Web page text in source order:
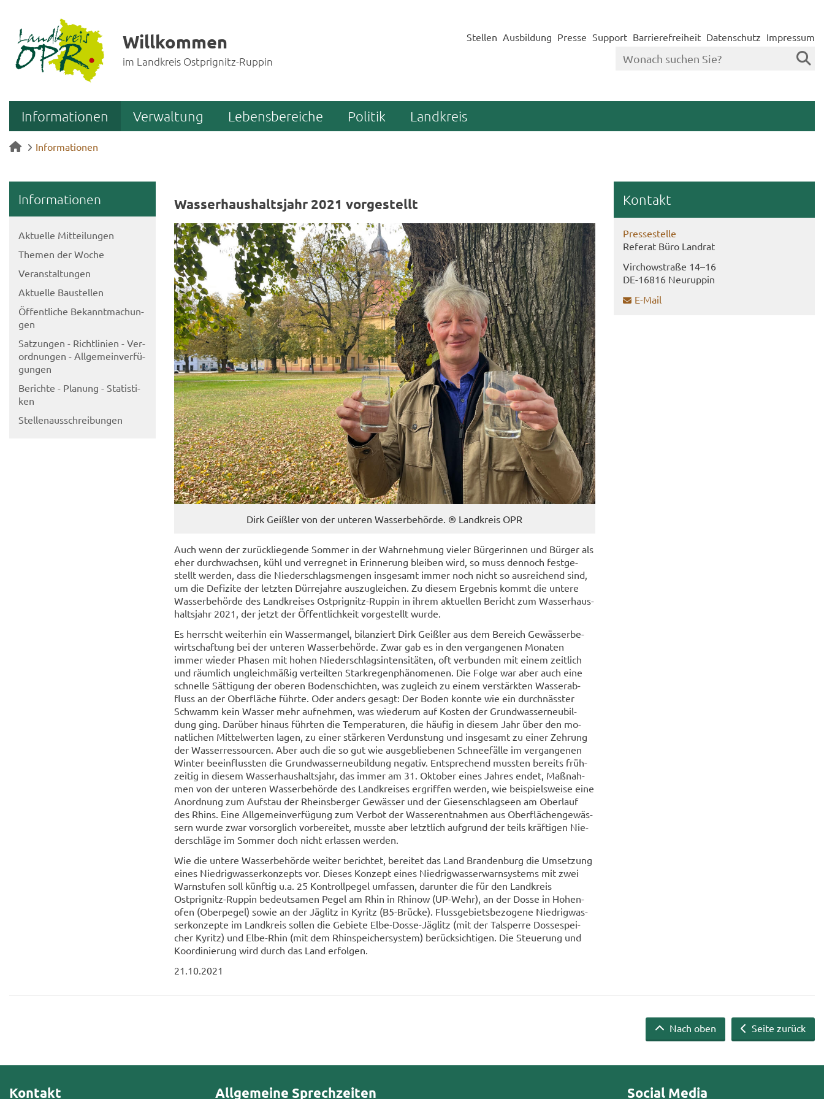
Willkommen
im Landkreis Ostprignitz-Ruppin
Stellen Ausbildung Presse Support Barrierefreiheit Datenschutz Impressum
Informationen Verwaltung Lebensbereiche Politik Landkreis
Informationen
In­for­ma­tio­nen
Ak­tu­el­le Mit­tei­lun­gen
The­men der Woche
Ver­an­stal­tun­gen
Ak­tu­el­le Bau­stel­len
Öf­fent­li­che Be­kannt­ma­chun­
gen
Sat­zun­gen - Richt­li­ni­en - Ver­
ord­nun­gen - All­ge­mein­ver­fü­
gun­gen
Be­rich­te - Pla­nung - Sta­tis­ti­
ken
Stel­len­aus­schrei­bun­gen
Was­ser­haus­halts­jahr 2021 vor­ge­stellt
Dirk Geiß­ler von der un­te­ren Was­ser­be­hör­de. ® Land­kreis OPR
Auch wenn der zu­rück­lie­gen­de Som­mer in der Wahr­neh­mung vie­ler Bür­ge­rin­nen und Bür­ger als
eher durch­wach­sen, kühl und ver­reg­net in Er­in­ne­rung blei­ben wird, so muss den­noch fest­ge­
stellt wer­den, dass die Nie­der­schlags­men­gen ins­ge­samt immer noch nicht so aus­rei­chend sind,
um die De­fi­zi­te der letz­ten Dür­re­jah­re aus­zu­glei­chen. Zu die­sem Er­geb­nis kommt die un­te­re
Was­ser­be­hör­de des Land­krei­ses Ostprignitz-​Ruppin in ihrem ak­tu­el­len Be­richt zum Was­ser­haus­
halts­jahr 2021, der jetzt der Öf­fent­lich­keit vor­ge­stellt wurde.
Es herrscht wei­ter­hin ein Was­ser­man­gel, bi­lan­ziert Dirk Geiß­ler aus dem Be­reich Ge­wäs­ser­be­
wirt­schaf­tung bei der un­te­ren Was­ser­be­hör­de. Zwar gab es in den ver­gan­ge­nen Mo­na­ten
immer wie­der Pha­sen mit hohen Nie­der­schlags­in­ten­si­tä­ten, oft ver­bun­den mit einem zeit­lich
und räum­lich un­gleich­mä­ßig ver­teil­ten Stark­re­gen­phä­no­me­nen. Die Folge war aber auch eine
schnel­le Sät­ti­gung der obe­ren Bo­den­schich­ten, was zu­gleich zu einem ver­stärk­ten Was­ser­ab­
fluss an der Ober­flä­che führ­te. Oder an­ders ge­sagt: Der Boden konn­te wie ein durch­näss­ter
Schwamm kein Was­ser mehr auf­neh­men, was wie­der­um auf Kos­ten der Grund­was­ser­neu­bil­
dung ging. Dar­über hin­aus führ­ten die Tem­pe­ra­tu­ren, die häu­fig in die­sem Jahr über den mo­
nat­li­chen Mit­tel­wer­ten lagen, zu einer stär­ke­ren Ver­duns­tung und ins­ge­samt zu einer Zeh­rung
der Was­ser­res­sour­cen. Aber auch die so gut wie aus­ge­blie­be­nen Schnee­fäl­le im ver­gan­ge­nen
Win­ter be­ein­fluss­ten die Grund­was­ser­neu­bil­dung ne­ga­tiv. Ent­spre­chend muss­ten be­reits früh­
zei­tig in die­sem Was­ser­haus­halts­jahr, das immer am 31. Ok­to­ber eines Jah­res endet, Maß­nah­
men von der un­te­ren Was­ser­be­hör­de des Land­krei­ses er­grif­fen wer­den, wie bei­spiels­wei­se eine
An­ord­nung zum Auf­stau der Rheins­ber­ger Ge­wäs­ser und der Gie­sen­schlag­se­en am Ober­lauf
des Rhins. Eine All­ge­mein­ver­fü­gung zum Ver­bot der Was­ser­ent­nah­men aus Ober­flä­chen­ge­wäs­
sern wurde zwar vor­sorg­lich vor­be­rei­tet, muss­te aber letzt­lich auf­grund der teils kräf­ti­gen Nie­
der­schlä­ge im Som­mer doch nicht er­las­sen wer­den.
Wie die un­te­re Was­ser­be­hör­de wei­ter be­rich­tet, be­rei­tet das Land Bran­den­burg die Um­set­zung
eines Nied­rig­was­ser­kon­zepts vor. Die­ses Kon­zept eines Nied­rig­was­ser­warn­sys­tems mit zwei
Warn­stu­fen soll künf­tig u.a. 25 Kon­troll­pe­gel um­fas­sen, dar­un­ter die für den Land­kreis
Ostprignitz-​Ruppin be­deut­sa­men Pegel am Rhin in Rhi­now (UP-​Wehr), an der Dosse in Hohen­
ofen (Ober­pe­gel) sowie an der Jäg­litz in Ky­ritz (B5-​Brücke). Fluss­ge­biets­be­zo­ge­ne Nied­rig­was­
ser­kon­zep­te im Land­kreis sol­len die Ge­bie­te Elbe-​Dosse-Jäglitz (mit der Tal­sper­re Dos­se­spei­
cher Ky­ritz) und Elbe-​Rhin (mit dem Rhin­spei­cher­sys­tem) be­rück­sich­ti­gen. Die Steue­rung und
Ko­or­di­nie­rung wird durch das Land er­fol­gen.
21.10.2021
Kon­takt
Pres­se­stel­le
Re­fe­rat Büro Land­rat
Virch­ow­stra­ße 14–16
DE-​16816 Neu­rup­pin
E-​Mail
Seite zurück
Nach oben
Kontakt Allgemeine Sprechzeiten Social Media